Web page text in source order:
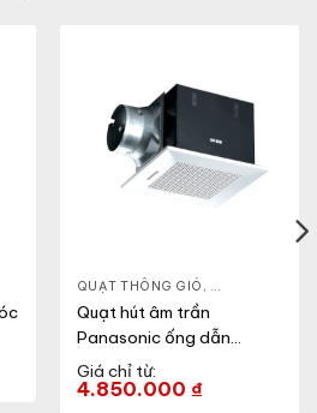
TRẦN QUẠT ĐIỆN, QUẠT TRẦN
QUẠT THÔNG GIÓ , QUẠT ÂM TRẦN
Quạt hút âm trần
Panasonic ống dẫn
Ø150mm
Giá chỉ từ:
4.850.000 ₫